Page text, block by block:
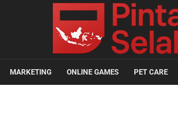
MARKETING ONLINE GAMES PET CARE